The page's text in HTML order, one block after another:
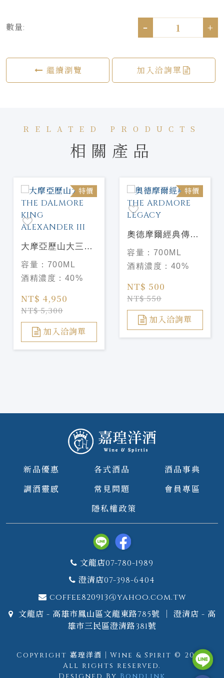
數量: - +
繼續瀏覽 加入洽詢單
RELATED PRODUCTS
相關產品
特價
大摩亞歷山大三世
THE DALMORE
KING
ALEXANDER III
容量： 700ML
酒精濃度： 40%
NT$ 4,950
NT$ 5,300
加入洽詢單
特價
奧德摩爾經典傳奇
THE ARDMORE
LEGACY
容量： 700ML
酒精濃度： 40%
NT$ 500
NT$ 550
加入洽詢單
新品優惠 各式酒品
酒品事典
調酒靈感
常見問題
會員專區
隱私權政策
文龍店07-780-1989
澄清店07-398-6404
coffee820913@yahoo.com.tw
文龍店 - 高雄市鳳山區文龍東路785號 ｜ 澄清店 - 高
雄市三民區澄清路381號
Copyright 嘉瑝洋酒｜Wine & Spirit © 2026.
All rights reserved.